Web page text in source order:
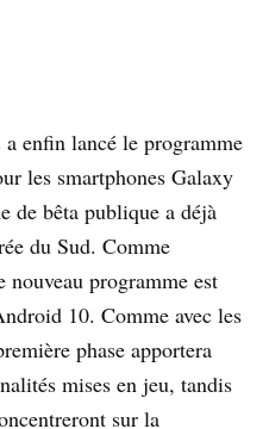
a enfin lancé le programme
les smartphones Galaxy
de bêta publique a déjà
du Sud. Comme
nouveau programme est
10. Comme avec les
phase apportera
mises en jeu, tandis
sur la